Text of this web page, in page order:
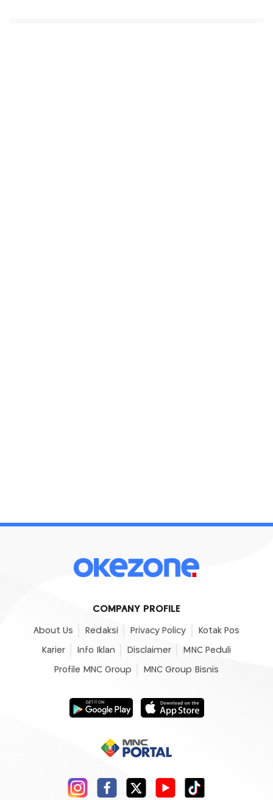
COMPANY PROFILE
About Us Redaksi Privacy Policy Kotak Pos
Karier Info Iklan Disclaimer MNC Peduli
Profile MNC Group MNC Group Bisnis